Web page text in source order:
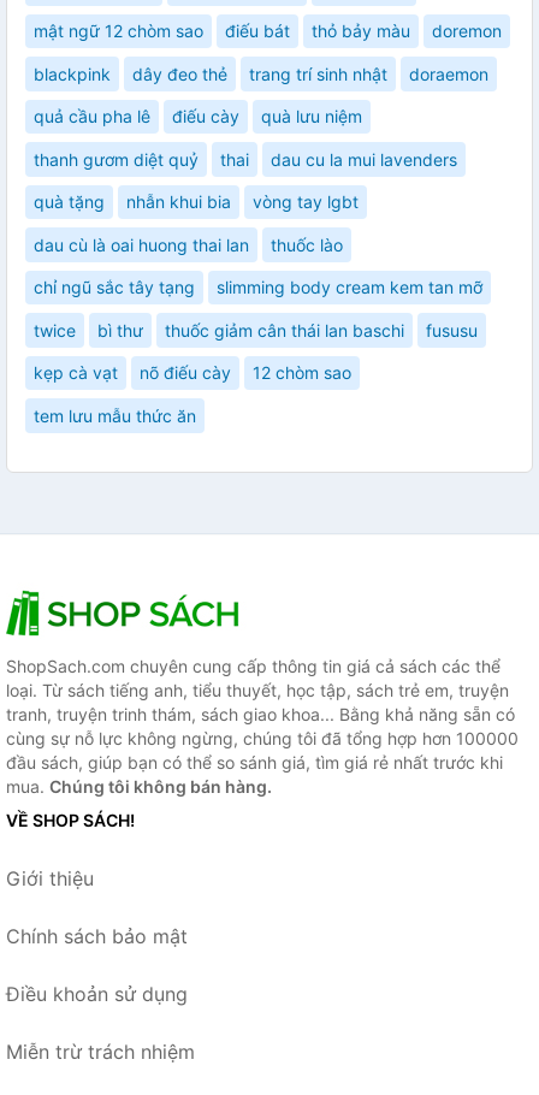
mật ngữ 12 chòm sao điếu bát thỏ bảy màu doremon
blackpink dây đeo thẻ trang trí sinh nhật doraemon
quả cầu pha lê điếu cày quà lưu niệm
thanh gươm diệt quỷ thai dau cu la mui lavenders
quà tặng nhẫn khui bia vòng tay lgbt
dau cù là oai huong thai lan thuốc lào
chỉ ngũ sắc tây tạng slimming body cream kem tan mỡ
twice bì thư thuốc giảm cân thái lan baschi fususu
kẹp cà vạt nõ điếu cày 12 chòm sao
tem lưu mẫu thức ăn
ShopSach.com chuyên cung cấp thông tin giá cả sách các thể
loại. Từ sách tiếng anh, tiểu thuyết, học tập, sách trẻ em, truyện
tranh, truyện trinh thám, sách giao khoa... Bằng khả năng sẵn có
cùng sự nỗ lực không ngừng, chúng tôi đã tổng hợp hơn 100000
đầu sách, giúp bạn có thể so sánh giá, tìm giá rẻ nhất trước khi
mua. Chúng tôi không bán hàng.
VỀ SHOP SÁCH!
Giới thiệu
Chính sách bảo mật
Điều khoản sử dụng
Miễn trừ trách nhiệm